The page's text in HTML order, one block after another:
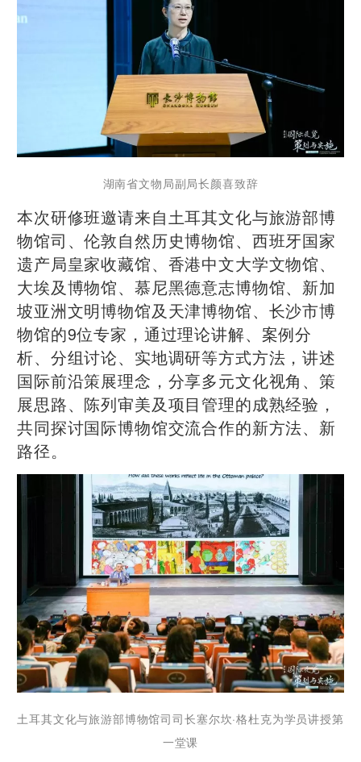
湖南省文物局副局长颜喜致辞
本次研修班邀请来自土耳其文化与旅游部博
物馆司、伦敦自然历史博物馆、西班牙国家
遗产局皇家收藏馆、香港中文大学文物馆、
大埃及博物馆、慕尼黑德意志博物馆、新加
坡亚洲文明博物馆及天津博物馆、长沙市博
物馆的9位专家，通过理论讲解、案例分
析、分组讨论、实地调研等方式方法，讲述
国际前沿策展理念，分享多元文化视角、策
展思路、陈列审美及项目管理的成熟经验，
共同探讨国际博物馆交流合作的新方法、新
路径。
土耳其文化与旅游部博物馆司司长塞尔坎·格杜克为学员讲授第
一堂课